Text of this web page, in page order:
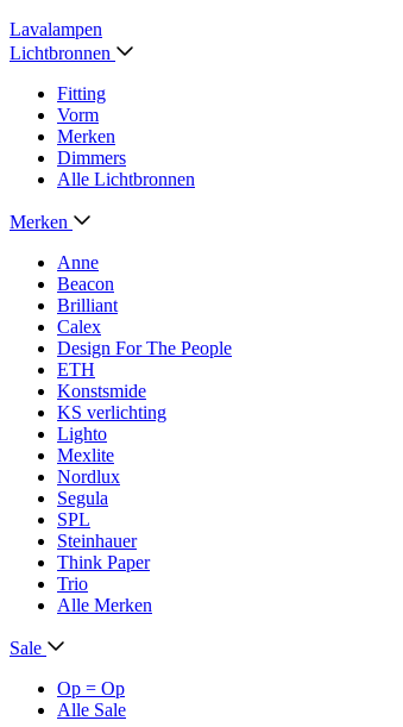
Lavalampen
Lichtbronnen
Fitting
Vorm
Merken
Dimmers
Alle Lichtbronnen
Merken
Anne
Beacon
Brilliant
Calex
Design For The People
ETH
Konstsmide
KS verlichting
Lighto
Mexlite
Nordlux
Segula
SPL
Steinhauer
Think Paper
Trio
Alle Merken
Sale
Op = Op
Alle Sale